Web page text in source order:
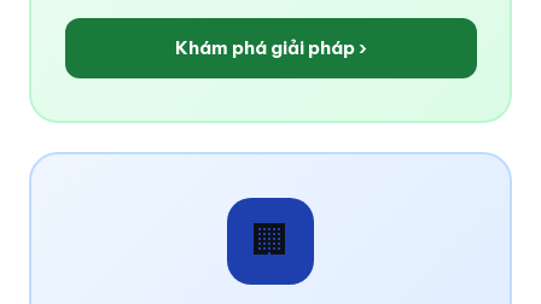
Khám phá giải pháp ›
🏢